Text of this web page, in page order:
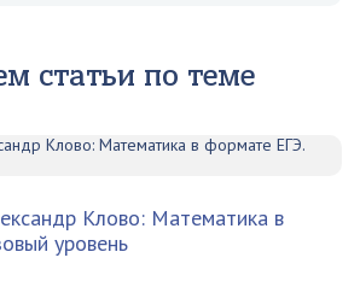
статьи по теме
Клово: Математика в
уровень